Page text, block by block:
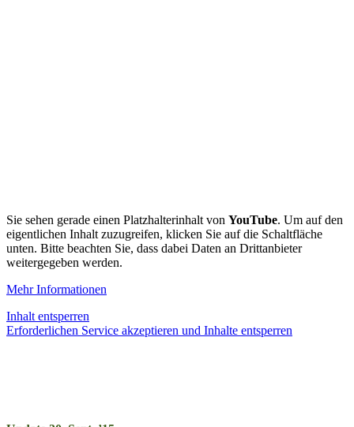
Sie sehen gerade einen Platzhalterinhalt von YouTube. Um auf den
eigentlichen Inhalt zuzugreifen, klicken Sie auf die Schaltfläche
unten. Bitte beachten Sie, dass dabei Daten an Drittanbieter
weitergegeben werden.
Mehr Informationen
Inhalt entsperren
Erforderlichen Service akzeptieren und Inhalte entsperren